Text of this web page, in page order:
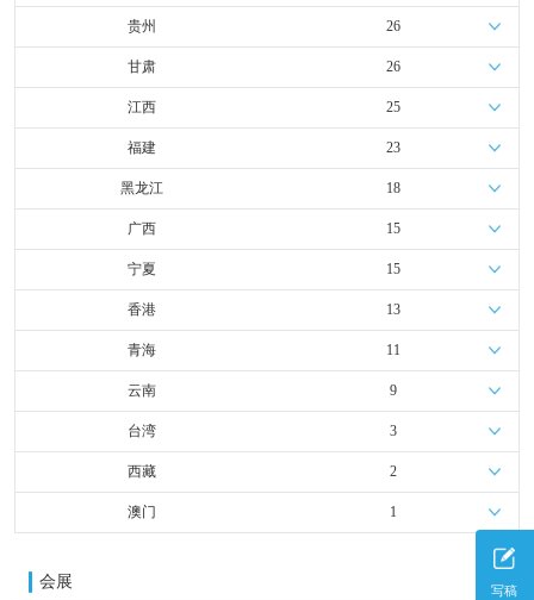
写稿
贵州 26
甘肃 26
江西 25
福建 23
黑龙江 18
广西 15
宁夏 15
香港 13
青海 11
云南 9
台湾 3
西藏 2
澳门 1
会展 更多